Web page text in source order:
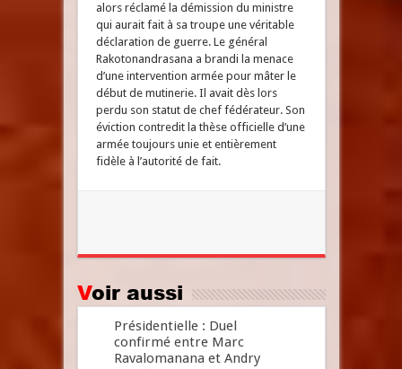
alors réclamé la démission du ministre
qui aurait fait à sa troupe une véritable
déclaration de guerre. Le général
Rakotonandrasana a brandi la menace
d’une intervention armée pour mâter le
début de mutinerie. Il avait dès lors
perdu son statut de chef fédérateur. Son
éviction contredit la thèse officielle d’une
armée toujours unie et entièrement
fidèle à l’autorité de fait.
Voir aussi
Présidentielle : Duel
confirmé entre Marc
Ravalomanana et Andry